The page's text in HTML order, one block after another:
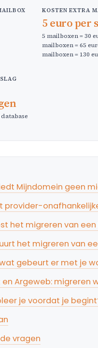
KOSTEN EXTRA
5 euro per
5 mailboxen = 30
mailboxen = 65
mailboxen = 130
Mijndomein geen
provider-
het migreren van
het migreren van
gebeurt er met je
Argeweb: migreren
je voordat je
vragen